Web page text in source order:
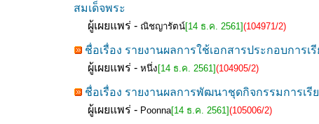
สมเด็จพระ
ผู้เผยแพร่ - ณิชญารัตน์[14 ธ.ค. 2561](104971/2)
ชื่อเรื่อง รายงานผลการใช้เอกสารประกอบกา
ผู้เผยแพร่ - หนึ่ง [14 ธ.ค. 2561](104905/2)
ชื่อเรื่อง รายงานผลการพัฒนาชุดกิจกรรมการเรี
ผู้เผยแพร่ - Poonna[14 ธ.ค. 2561](105006/2)